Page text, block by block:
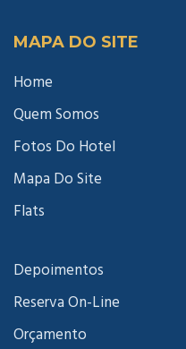
MAPA DO SITE
Home
Quem Somos
Fotos Do Hotel
Mapa Do Site
Flats
Depoimentos
Reserva On-Line
Orçamento